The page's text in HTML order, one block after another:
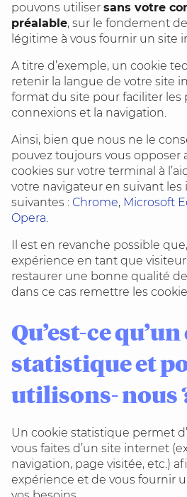
pouvons utiliser sans votre
préalable, sur le fondement
légitime à vous fournir un site
A titre d’exemple, un cookie
retenir la langue de votre site
format du site pour faciliter les
connexions et la navigation.
Ainsi, bien que nous ne le
pouvez toujours vous opposer
cookies sur votre terminal à
votre navigateur en suivant les
suivantes : Chrome, Microsoft
Opera.
Il est en revanche possible
expérience en tant que
restaurer une bonne qualité
dans ce cas remettre les
Qu’est-ce
statistique et
utilisons- nous
Un cookie statistique permet
vous faites d’un site internet
navigation, page visitée, etc.)
expérience et de vous fournir